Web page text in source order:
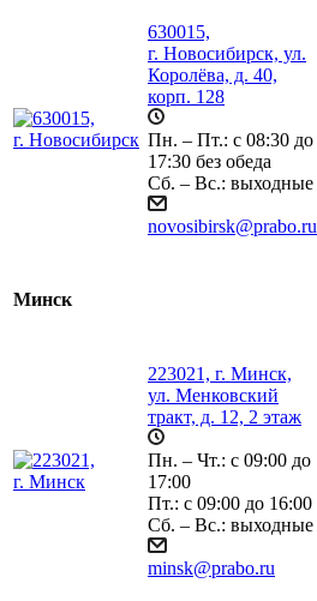
630015,
г. Новосибирск, ул.
Королёва, д. 40,
корп. 128
Пн. – Пт.: с 08:30 до
17:30 без обеда
Сб. – Вс.: выходные
novosibirsk@prabo.ru
Минск
223021, г. Минск,
ул. Менковский
тракт, д. 12, 2 этаж
Пн. – Чт.: с 09:00 до
17:00
Пт.: с 09:00 до 16:00
Сб. – Вс.: выходные
minsk@prabo.ru